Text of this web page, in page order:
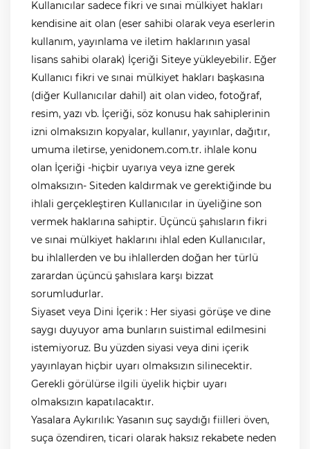
Kullanıcılar sadece fikri ve sınai mülkiyet hakları
kendisine ait olan (eser sahibi olarak veya eserlerin
kullanım, yayınlama ve iletim haklarının yasal
lisans sahibi olarak) İçeriği Siteye yükleyebilir. Eğer
Kullanıcı fikri ve sınai mülkiyet hakları başkasına
(diğer Kullanıcılar dahil) ait olan video, fotoğraf,
resim, yazı vb. İçeriği, söz konusu hak sahiplerinin
izni olmaksızın kopyalar, kullanır, yayınlar, dağıtır,
umuma iletirse, yenidonem.com.tr. ihlale konu
olan İçeriği -hiçbir uyarıya veya izne gerek
olmaksızın- Siteden kaldırmak ve gerektiğinde bu
ihlali gerçekleştiren Kullanıcılar in üyeliğine son
vermek haklarına sahiptir. Üçüncü şahısların fikri
ve sınai mülkiyet haklarını ihlal eden Kullanıcılar,
bu ihlallerden ve bu ihlallerden doğan her türlü
zarardan üçüncü şahıslara karşı bizzat
sorumludurlar.
Siyaset veya Dini İçerik : Her siyasi görüşe ve dine
saygı duyuyor ama bunların suistimal edilmesini
istemiyoruz. Bu yüzden siyasi veya dini içerik
yayınlayan hiçbir uyarı olmaksızın silinecektir.
Gerekli görülürse ilgili üyelik hiçbir uyarı
olmaksızın kapatılacaktır.
Yasalara Aykırılık: Yasanın suç saydığı fiilleri öven,
suça özendiren, ticari olarak haksız rekabete neden